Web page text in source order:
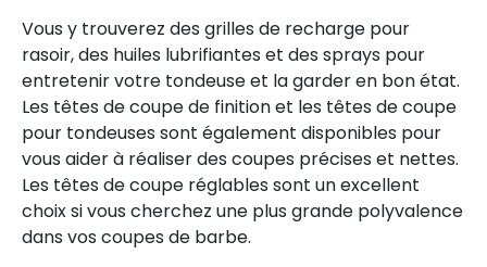
Vous y trouverez des grilles de recharge pour
rasoir, des huiles lubrifiantes et des sprays pour
entretenir votre tondeuse et la garder en bon état.
Les têtes de coupe de finition et les têtes de coupe
pour tondeuses sont également disponibles pour
vous aider à réaliser des coupes précises et nettes.
Les têtes de coupe réglables sont un excellent
choix si vous cherchez une plus grande polyvalence
dans vos coupes de barbe.